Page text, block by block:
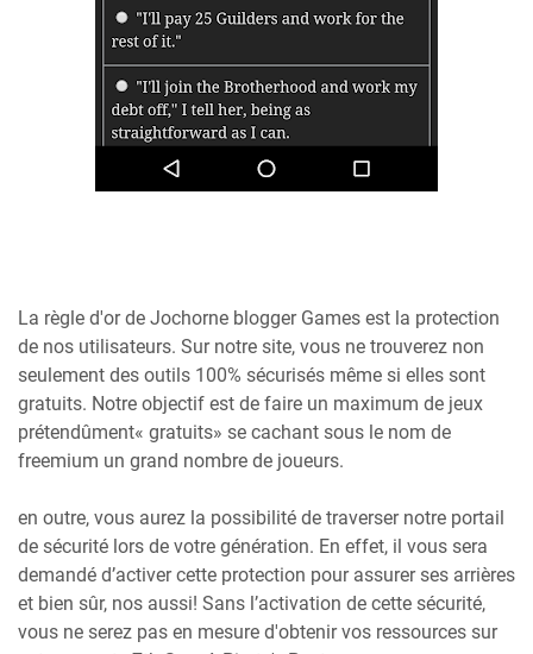
La règle d'or de Jochorne blogger Games est la protection
de nos utilisateurs. Sur notre site, vous ne trouverez non
seulement des outils 100% sécurisés même si elles sont
gratuits. Notre objectif est de faire un maximum de jeux
prétendûment« gratuits» se cachant sous le nom de
freemium un grand nombre de joueurs.
en outre, vous aurez la possibilité de traverser notre portail
de sécurité lors de votre génération. En effet, il vous sera
demandé d’activer cette protection pour assurer ses arrières
et bien sûr, nos aussi! Sans l’activation de cette sécurité,
vous ne serez pas en mesure d'obtenir vos ressources sur